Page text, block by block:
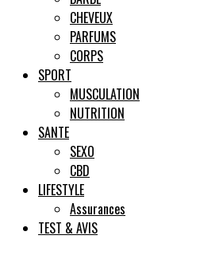
CHEVEUX
PARFUMS
CORPS
SPORT
MUSCULATION
NUTRITION
SANTE
SEXO
CBD
LIFESTYLE
Assurances
TEST & AVIS